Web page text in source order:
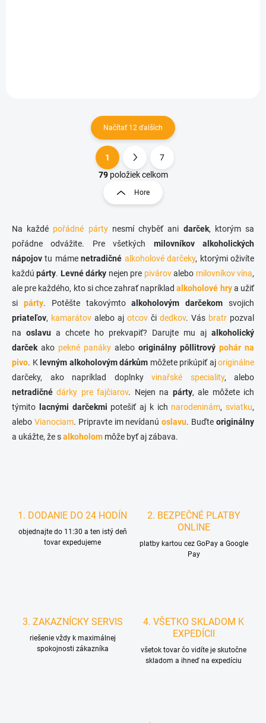
O
v
á
d
c
i
e
p
r
v
k
y
v
ý
p
i
s
u
Načítať 12 ďalších
S
t
r
á
k
o
v
n
i
e
1
7
79položiek celkom
Hore
Na každé pořádné pártynesmí chyběť ani darček, ktorým sa
pořádne odvážite. Pre všetkých milovníkov alkoholických
nápojov tu mámenetradičné alkoholové darčeky, ktorými oživíte
každúpárty. Levné dárky nejen pre pivárovalebo milovníkov vína,
ale pre každého, kto si chce zahrať napríkladalkoholové hrya užiť
si párty. Potěšte takovýmtoalkoholovým darčekom svojich
priateľov, kamarátov alebo aj otcov či dedkov. Vás bratr pozval
na oslavu a chcete ho prekvapiť? Darujte mu aj alkoholický
darčekako pekné panáky alebo originálny pôllitrový pohár na
pivo. K levným alkoholovým dárkům môžete prikúpiť ajoriginálne
darčeky, ako napríklad doplnky vinařské speciality, alebo
netradičné dárky pre fajčiarov. Nejen na párty, ale môžete ich
týmito
lacnými darčekmi potešiť aj k ich narodeninám, sviatku,
alebo Vianociam. Pripravte im nevídanúoslavu. Buďteoriginálny
a ukážte, že salkoholom môže byť aj zábava.
1. DODANIE DO 24 HODÍN
objednajte do 11:30 a ten istý deň
tovar expedujeme
2. BEZPEČNÉ PLATBY
ONLINE
platby kartou cez GoPay a Google
Pay
3. ZAKAZNÍCKY SERVIS
riešenie vždy k maximálnej
spokojnosti zákazníka
4. VŠETKO SKLADOM K
EXPEDÍCII
všetok tovar čo vidíte je skutočne
skladom a ihneď na expedíciu